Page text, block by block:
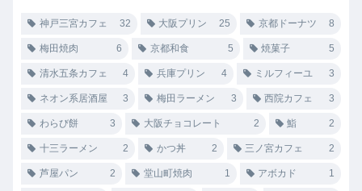
神戸三宮カフェ 32 大阪プリン 25 京都ドーナツ 8
梅田焼肉 6 京都和食 5 焼菓子 5
清水五条カフェ 4 兵庫プリン 4 ミルフィーユ 3
ネオン系居酒屋 3 梅田ラーメン 3 西院カフェ 3
わらび餅 3 大阪チョコレート 2 鮨 2
十三ラーメン 2 かつ丼 2 三ノ宮カフェ 2
芦屋パン 2 堂山町焼肉 1 アボカド 1